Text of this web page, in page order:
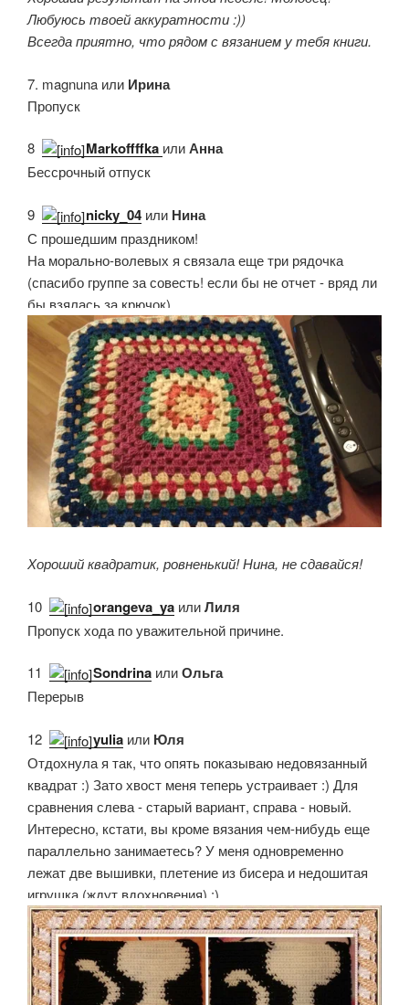
Любуюсь твоей аккуратности :))
Всегда приятно, что рядом с вязанием у тебя книги.
7. magnuna или Ирина
Пропуск
8. Markoffffka илиАнна
Бессрочный отпуск
9. nicky_04 или Нина
С прошедшим праздником!
На морально-волевых я связала еще три рядочка
(спасибо группе за совесть! если бы не отчет - вряд ли
бы взялась за крючок)
Хороший квадратик, ровненький! Нина, не сдавайся!
10. orangeva_ya илиЛиля
Пропуск хода по уважительной причине.
11. Sondrina илиОльга
Перерыв
12. yulia или Юля
Отдохнула я так, что опять показываю недовязанный
квадрат :) Зато хвост меня теперь устраивает :) Для
сравнения слева - старый вариант, справа - новый.
Интересно, кстати, вы кроме вязания чем-нибудь еще
параллельно занимаетесь? У меня одновременно
лежат две вышивки, плетение из бисера и недошитая
игрушка (ждут вдохновения) :)